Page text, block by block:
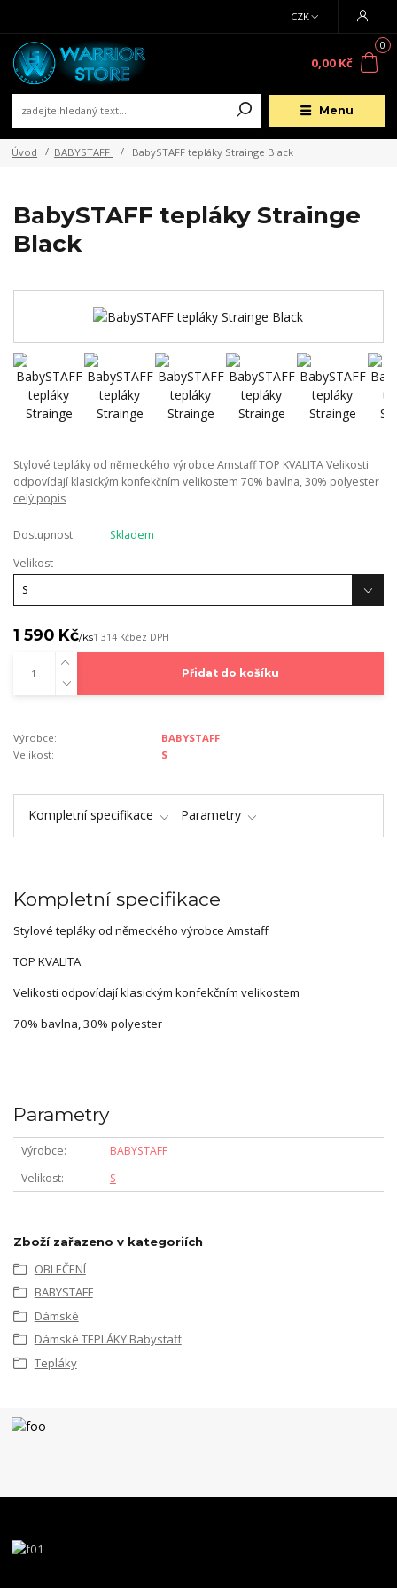
Menu
CZK
0
0,00 Kč
Úvod BABYSTAFF BabySTAFF tepláky Strainge Black
BabySTAFF tepláky Strainge
Black
Stylové tepláky od německého výrobce Amstaff TOP KVALITA Velikosti
odpovídají klasickým konfekčním velikostem 70% bavlna, 30% polyester
celý popis
Dostupnost
Skladem
Velikost
1 590 Kč/ks1 314 Kčbez DPH
Přidat do košíku
Výrobce:
BABYSTAFF
Velikost:
S
Kompletní specifikace Parametry
Kompletní specifikace
Stylové tepláky od německého výrobce Amstaff
TOP KVALITA
Velikosti odpovídají klasickým konfekčním velikostem
70% bavlna, 30% polyester
Parametry
Výrobce
BABYSTAFF
Velikost
S
Zboží zařazeno v kategoriích
OBLEČENÍ
BABYSTAFF
Dámské
Dámské TEPLÁKY Babystaff
Tepláky